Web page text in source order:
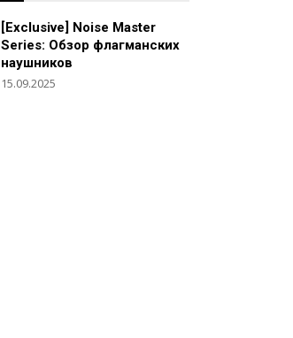
[Exclusive] Noise Master
Series: Обзор флагманских
наушников
15.09.2025